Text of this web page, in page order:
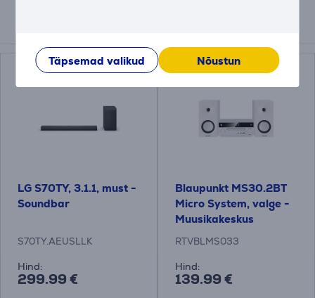
Täpsemad valikud Nõustun
LG S70TY, 3.1.1, must -
Soundbar
S70TY.AEUSLLK
Hind:
299.99 €
Blaupunkt MS30.2BT
Micro System, valge -
Muusikakeskus
RTVBLMS033
Hind:
139.99 €